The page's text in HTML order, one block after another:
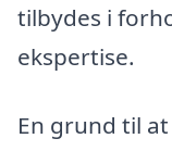
tilbydes i
ekspertise.
En grund til